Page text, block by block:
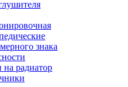
знака
на радиатор